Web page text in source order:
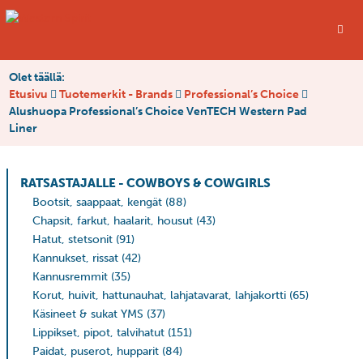
Olet täällä:
Etusivu
Tuotemerkit - Brands
Professional’s Choice
Alushuopa Professional’s Choice VenTECH Western Pad
Liner
RATSASTAJALLE - COWBOYS & COWGIRLS
Bootsit, saappaat, kengät (88)
Chapsit, farkut, haalarit, housut (43)
Hatut, stetsonit (91)
Kannukset, rissat (42)
Kannusremmit (35)
Korut, huivit, hattunauhat, lahjatavarat, lahjakortti (65)
Käsineet & sukat YMS (37)
Lippikset, pipot, talvihatut (151)
Paidat, puserot, hupparit (84)